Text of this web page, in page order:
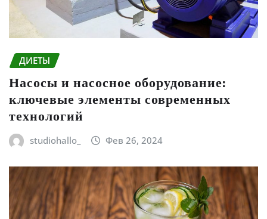
ДИЕТЫ
Насосы и насосное оборудование:
ключевые элементы современных
технологий
studiohallo_ Фев 26, 2024